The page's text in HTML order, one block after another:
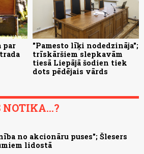
par
"Pamesto līķi nodedzināja";
trīskāršiem slepkavām
tiesā Liepājā šodien tiek
dots pēdējais vārds
NOTIKA...?
no akcionāru puses"; Šlesers
lidostā